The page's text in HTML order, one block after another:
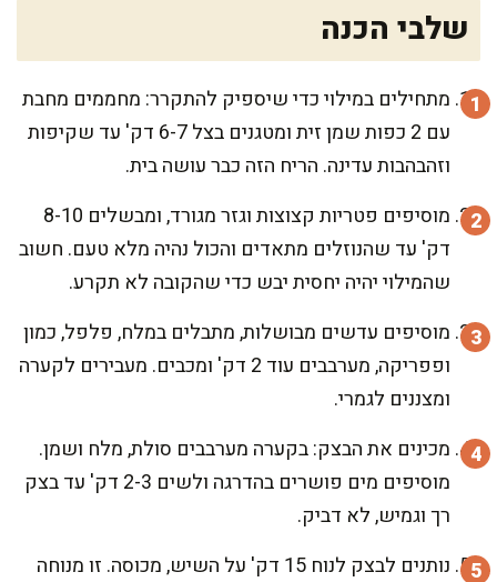
שלבי הכנה
מתחילים במילוי כדי שיספיק להתקרר: מחממים מחבת
עם 2 כפות שמן זית ומטגנים בצל 6-7 דק' עד שקיפות
וזהבהבות עדינה. הריח הזה כבר עושה בית.
מוסיפים פטריות קצוצות וגזר מגורד, ומבשלים 8-10
דק' עד שהנוזלים מתאדים והכול נהיה מלא טעם. חשוב
שהמילוי יהיה יחסית יבש כדי שהקובה לא תקרע.
מוסיפים עדשים מבושלות, מתבלים במלח, פלפל, כמון
ופפריקה, מערבבים עוד 2 דק' ומכבים. מעבירים לקערה
ומצננים לגמרי.
מכינים את הבצק: בקערה מערבבים סולת, מלח ושמן.
מוסיפים מים פושרים בהדרגה ולשים 2-3 דק' עד בצק
רך וגמיש, לא דביק.
נותנים לבצק לנוח 15 דק' על השיש, מכוסה. זו מנוחה